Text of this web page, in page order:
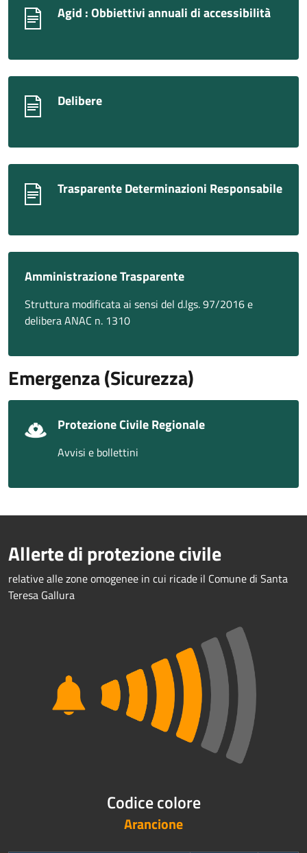
Agid : Obbiettivi annuali di accessibilità
Delibere
Trasparente Determinazioni Responsabile
Amministrazione Trasparente
Struttura modificata ai sensi del d.lgs. 97/2016 e
delibera ANAC n. 1310
Emergenza (Sicurezza)
Protezione Civile Regionale
Avvisi e bollettini
Allerte di protezione civile
relative alle zone omogenee in cui ricade il Comune di Santa
Teresa Gallura
Codice colore
Arancione